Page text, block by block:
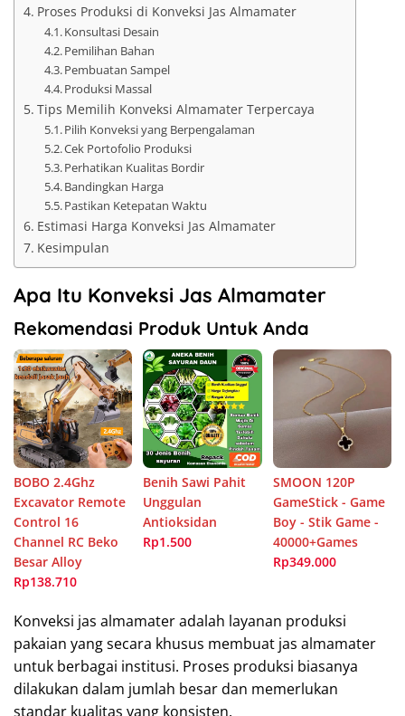
Proses Produksi di Konveksi Jas Almamater
Konsultasi Desain
Pemilihan Bahan
Pembuatan Sampel
Produksi Massal
Tips Memilih Konveksi Almamater Terpercaya
Pilih Konveksi yang Berpengalaman
Cek Portofolio Produksi
Perhatikan Kualitas Bordir
Bandingkan Harga
Pastikan Ketepatan Waktu
Estimasi Harga Konveksi Jas Almamater
Kesimpulan
Apa Itu Konveksi Jas Almamater
Rekomendasi Produk Untuk Anda
BOBO 2.4Ghz
Excavator Remote
Control 16
Channel RC Beko
Besar Alloy
Rp138.710
Benih Sawi Pahit
Unggulan
Antioksidan
Rp1.500
SMOON 120P
GameStick - Game
Boy - Stik Game -
40000+Games
Rp349.000
Konveksi jas almamater adalah layanan produksi
pakaian yang secara khusus membuat jas almamater
untuk berbagai institusi. Proses produksi biasanya
dilakukan dalam jumlah besar dan memerlukan
standar kualitas yang konsisten.